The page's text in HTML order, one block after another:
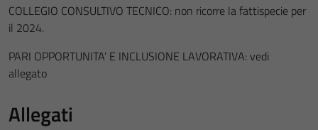
COLLEGIO CONSULTIVO TECNICO: non ricorre la fattispecie per
il 2024.
PARI OPPORTUNITA’ E INCLUSIONE LAVORATIVA: vedi
allegato
Allegati